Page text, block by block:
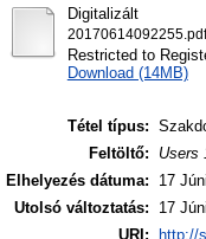
Digitalizált
20170614092255.pdf
Restricted to
Download (14MB)
Tétel típus:
Feltöltő:
Users
Elhelyezés dátuma:
17
Utolsó változtatás:
17
URI:
http://